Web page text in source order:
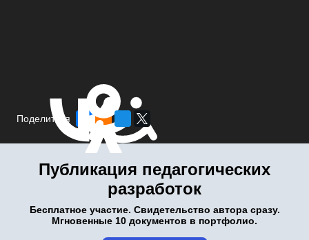
Поделиться
Публикация педагогических
разработок
Бесплатное участие. Свидетельство автора сразу.
Мгновенные 10 документов в портфолио.